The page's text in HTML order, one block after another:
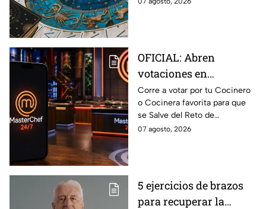
podría transformar tus
OFICIAL: Abren
votaciones en
MasterChef 24/7 para
que salves a un
Cocinero del Reto de
Eliminación de este
Corre a votar por tu Cocinero
o Cocinera favorita para que
se Salve del Reto de
Eliminación de MasterChef
07 agosto, 2026
5 ejercicios de brazos
para recuperar la